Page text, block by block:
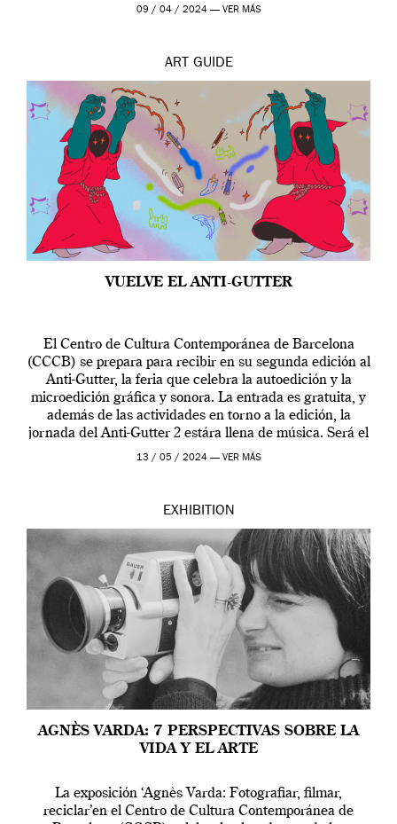
por […]
09 / 04 / 2024 — VER MÁS
ART GUIDE
VUELVE EL ANTI-GUTTER
El Centro de Cultura Contemporánea de Barcelona
(CCCB) se prepara para recibir en su segunda edición al
Anti-Gutter, la feria que celebra la autoedición y la
microedición gráfica y sonora. La entrada es gratuita, y
además de las actividades en torno a la edición, la
jornada del Anti-Gutter 2 estára llena de música. Será el
[…]
13 / 05 / 2024 — VER MÁS
EXHIBITION
AGNÈS VARDA: 7 PERSPECTIVAS SOBRE LA
VIDA Y EL ARTE
La exposición ‘Agnès Varda: Fotografiar, filmar,
reciclar’en el Centro de Cultura Contemporánea de